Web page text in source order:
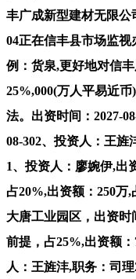
丰广成新型建材无限公
04正在信丰县市场监
例：货泉,更好地对信
25%,000(万人平易近
法。出资时间：2027-
08-302、投资人：王旌
1、投资人：廖婉伊,出
占20%,出资额：250万
大唐工业园区，出资时
前提，占25%,出资额
人：王旌沣,职务：司